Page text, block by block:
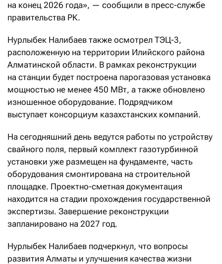
на конец 2026 года», — сообщили в пресс-службе
правительства РК.
Нурлыбек Налибаев также осмотрел ТЭЦ-3,
расположенную на территории Илийского района
Алматинской области. В рамках реконструкции
на станции будет построена парогазовая установка
мощностью не менее 450 МВт, а также обновлено
изношенное оборудование. Подрядчиком
выступает консорциум казахстанских компаний.
На сегодняшний день ведутся работы по устройству
свайного поля, первый комплект газотурбинной
установки уже размещен на фундаменте, часть
оборудования смонтирована на строительной
площадке. Проектно-сметная документация
находится на стадии прохождения государственной
экспертизы. Завершение реконструкции
запланировано на 2027 год.
Нурлыбек Налибаев подчеркнул, что вопросы
развития Алматы и улучшения качества жизни